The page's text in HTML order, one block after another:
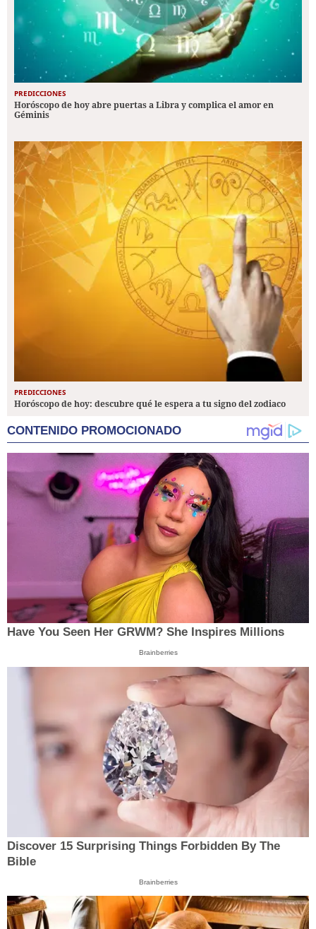
PREDICCIONES
Horóscopo de hoy abre puertas a Libra y complica el amor en
Géminis
PREDICCIONES
Horóscopo de hoy: descubre qué le espera a tu signo del zodiaco
CONTENIDO PROMOCIONADO
Have You Seen Her GRWM? She Inspires Millions
Brainberries
Discover 15 Surprising Things Forbidden By The
Bible
Brainberries